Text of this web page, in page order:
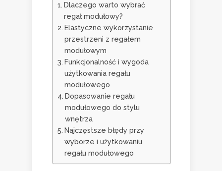
Dlaczego warto wybrać
regał modułowy?
Elastyczne wykorzystanie
przestrzeni z regałem
modułowym
Funkcjonalność i wygoda
użytkowania regału
modułowego
Dopasowanie regału
modułowego do stylu
wnętrza
Najczęstsze błędy przy
wyborze i użytkowaniu
regału modułowego